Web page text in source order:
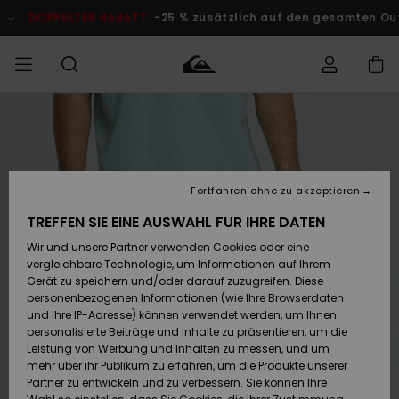
Produktinformation
DOPPELTER RABATT -25 % zusätzlich auf den gesamten
Accessoires
Schuhe&
Flip-Flops
Surf
Snow
JUNGEN
Accessoires
Schuhe&
Flip-Flops
Surf
Snow
FRAUEN
Brandneu
Highlights
Snow
SURF
Kinder
Highlights
Community
SNOW
Kinder
Snow Shop
Damen
Highlights
DOPPELTER
RABATT
KINDER
Outlet
Frauen
Versand
Retouren
Bezahlung
Geschenkkarte
Quiksilver
TREFFEN SIE EINE AUSWAHL FÜR IHRE DATEN
Wir und unsere Partner verwenden Cookies oder eine
vergleichbare Technologie, um Informationen auf Ihrem
Gerät zu speichern und/oder darauf zuzugreifen. Diese
personenbezogenen Informationen (wie Ihre Browserdaten
und Ihre IP-Adresse) können verwendet werden, um Ihnen
personalisierte Beiträge und Inhalte zu präsentieren, um die
Leistung von Werbung und Inhalten zu messen, und um
mehr über ihr Publikum zu erfahren, um die Produkte unserer
Partner zu entwickeln und zu verbessern. Sie können Ihre
Fortfahren ohne zu akzeptieren